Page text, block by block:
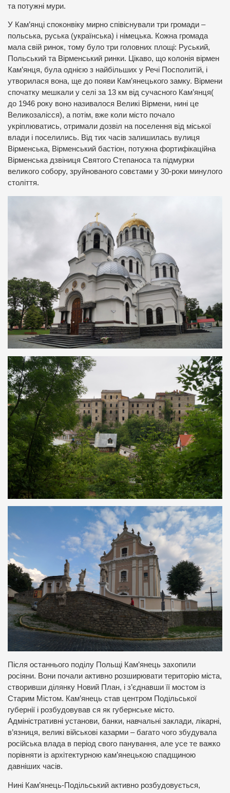
та потужні мури.
У Кам’янці споконвіку мирно співіснували три громади –
польська, руська (українська) і німецька. Кожна громада
мала свій ринок, тому було три головних площі: Руський,
Польський та Вірменський ринки. Цікаво, що колонія вірмен
Кам’янця, була однією з найбільших у Речі Посполитій, і
утворилася вона, ще до появи Кам’янецького замку. Вірмени
спочатку мешкали у селі за 13 км від сучасного Кам’янця(
до 1946 року воно називалося Великі Вірмени, нині це
Великозалісся), а потім, вже коли місто почало
укріплюватись, отримали дозвіл на поселення від міської
влади і поселились. Від тих часів залишилась вулиця
Вірменська, Вірменський бастіон, потужна фортифікаційна
Вірменська дзвіниця Святого Степаноса та підмурки
великого собору, зруйнованого совєтами у 30-роки минулого
століття.
Після останнього поділу Польщі Кам’янець захопили
росіяни. Вони почали активно розширювати територію міста,
створивши ділянку Новий План, і з’єднавши її мостом із
Старим Містом. Кам’янець став центром Подільської
губернії і розбудовував ся як губернське місто.
Адміністративні установи, банки, навчальні заклади, лікарні,
в’язниця, великі військові казарми – багато чого збудувала
російська влада в період свого панування, але усе те важко
порівняти із архітектурною кам’янецькою спадщиною
давніших часів.
Нині Кам’янець-Подільський активно розбудовується,